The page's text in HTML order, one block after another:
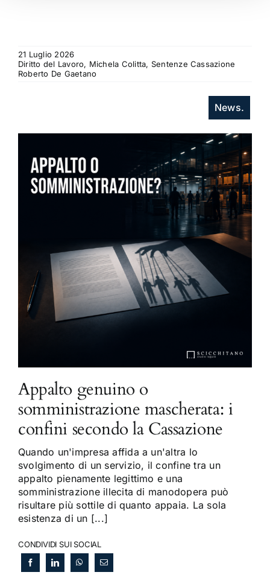
21 Luglio 2026
Diritto del Lavoro, Michela Colitta, Sentenze Cassazione
Roberto De Gaetano
News.
Appalto genuino o
somministrazione mascherata: i
confini secondo la Cassazione
Quando un'impresa affida a un'altra lo
svolgimento di un servizio, il confine tra un
appalto pienamente legittimo e una
somministrazione illecita di manodopera può
risultare più sottile di quanto appaia. La sola
esistenza di un [...]
CONDIVIDI SUI SOCIAL